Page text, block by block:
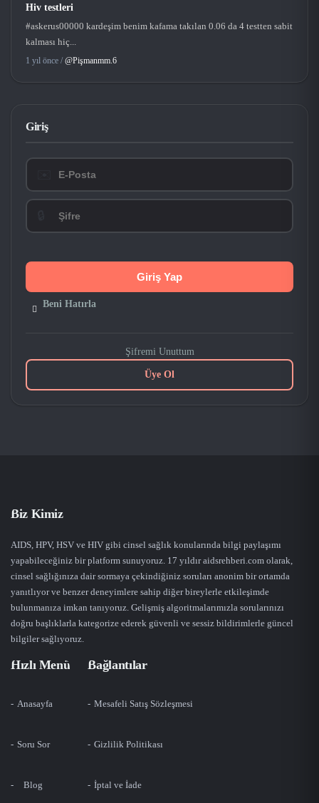
Hiv testleri
#askerus00000 kardeşim benim kafama takılan 0.06 da 4 testten sabit
kalması hiç...
1 yıl önce / @Pişmanmm.6
Giriş
Beni Hatırla
Şifremi Unuttum
Üye Ol
Biz Kimiz
AIDS, HPV, HSV ve HIV gibi cinsel sağlık konularında bilgi paylaşımı
yapabileceğiniz bir platform sunuyoruz. 17 yıldır aidsrehberi.com olarak,
cinsel sağlığınıza dair sormaya çekindiğiniz soruları anonim bir ortamda
yanıtlıyor ve benzer deneyimlere sahip diğer bireylerle etkileşimde
bulunmanıza imkan tanıyoruz. Gelişmiş algoritmalarımızla sorularınızı
doğru başlıklarla kategorize ederek güvenli ve sessiz bildirimlerle güncel
bilgiler sağlıyoruz.
Hızlı Menü
Anasayfa
Soru Sor
Blog
Bağlantılar
Mesafeli Satış Sözleşmesi
Gizlilik Politikası
İptal ve İade